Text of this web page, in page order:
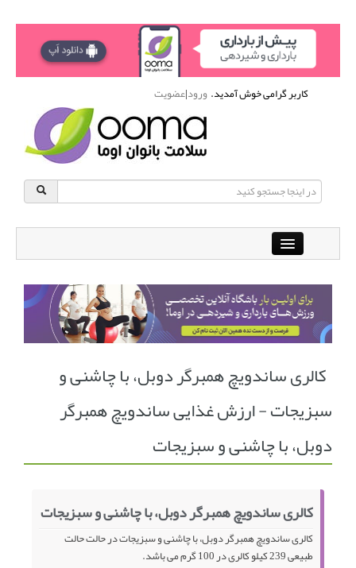
کاربر گرامی خوش آمدید.ورود|عضویت
باشگاه آنلاین ورزشی اوما
دانشنامه سلامت بانوان پرسش و پاسخ
انجمن متخصصین زنان و اوما انتخاب نام کودک
فهرست مواد غذایی اپلیکیشن بارداری و کودک اوما
تماس با ما
کالری ساندویچ همبرگر دوبل، با چاشنی و
سبزیجات - ارزش غذایی ساندویچ همبرگر
دوبل، با چاشنی و سبزیجات
کالری ساندویچ همبرگر دوبل، با چاشنی و سبزیجات
کالری ساندویچ همبرگر دوبل، با چاشنی و سبزیجات در حالت حالت
طبیعی 239 کیلو کالری در 100 گرم می باشد.